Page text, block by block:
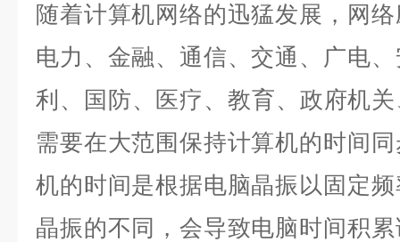
随着计算机网络的迅猛发展，网
电力、金融、通信、交通、广电
利、国防、医疗、教育、政府机
需要在大范围保持计算机的时间
机的时间是根据电脑晶振以固定
晶振的不同，会导致电脑时间积